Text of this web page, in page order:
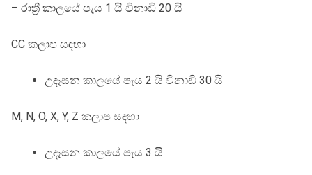
– රාත්‍රී කාලයේ පැය 1 යි විනාඩි 20 යි
CC කලාප සඳහා
උදෑසන කාලයේ පැය 2 යි විනාඩි 30 යි
M, N, O, X, Y, Z කලාප සඳහා
උදෑසන කාලයේ පැය 3 යි